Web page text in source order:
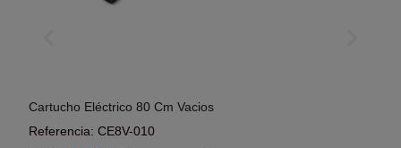
Cartucho Eléctrico 80 Cm Vacios
Referencia: CE8V-010